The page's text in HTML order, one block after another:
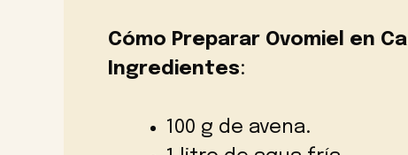
Cómo Preparar Ovomiel en
Ingredientes:
100 g de avena.